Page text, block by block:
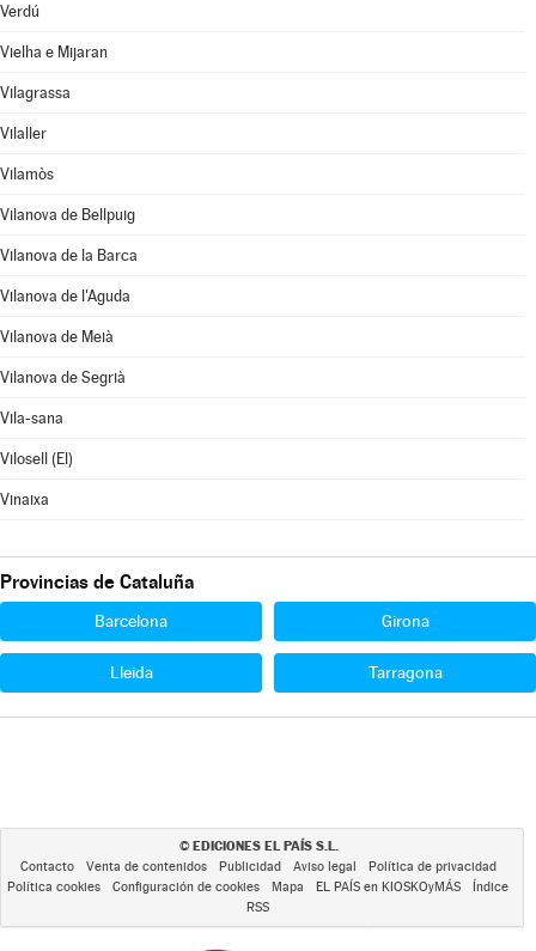
Verdú
Vielha e Mijaran
Vilagrassa
Vilaller
Vilamòs
Vilanova de Bellpuig
Vilanova de la Barca
Vilanova de l'Aguda
Vilanova de Meià
Vilanova de Segrià
Vila-sana
Vilosell (El)
Vinaixa
Provincias de Cataluña
Barcelona Girona
Lleida Tarragona
© EDICIONES EL PAÍS S.L.
Contacto Venta de contenidos Publicidad Aviso legal
Política de privacidad
Política cookies
Configuración de cookies Mapa EL PAÍS en KIOSKOyMÁS
Índice
RSS